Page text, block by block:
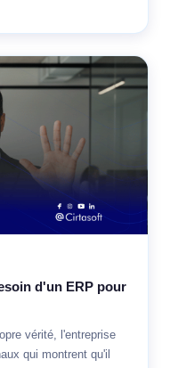
d'un ERP pour
vérité, l'entreprise
qui montrent qu'il